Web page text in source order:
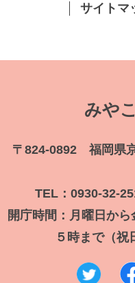
サイトマ
みや
〒824-0892 福岡県
TEL：0930-32-
開庁時間：月曜日か
５時まで（祝